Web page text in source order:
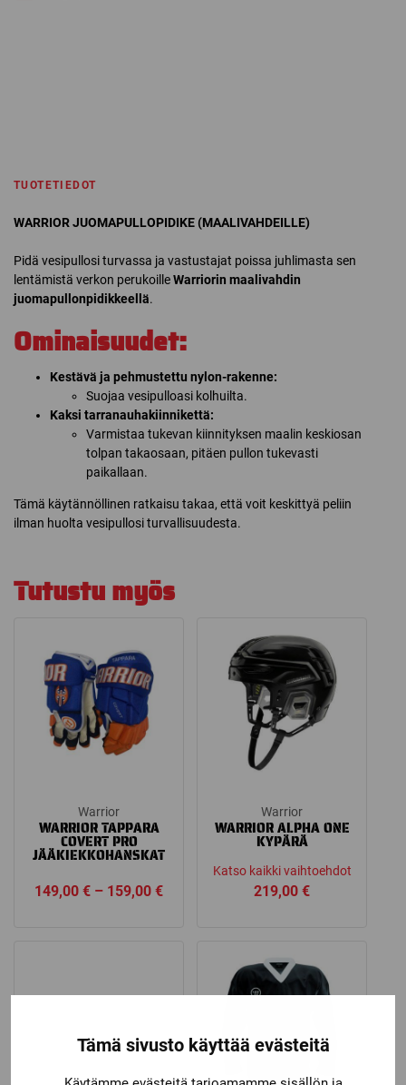
Tämä sivusto käyttää evästeitä
TUOTETIEDOT
WARRIOR JUOMAPULLOPIDIKE (MAALIVAHDEILLE)
Pidä vesipullosi turvassa ja vastustajat poissa juhlimasta sen
lentämistä verkon perukoilleWarriorin maalivahdin
juomapullonpidikkeellä.
Ominaisuudet:
Kestävä ja pehmustettu nylon-rakenne:
Suojaa vesipulloasi kolhuilta.
Kaksi tarranauhakiinnikettä:
Varmistaa tukevan kiinnityksen maalin keskiosan
tolpan takaosaan, pitäen pullon tukevasti
paikallaan.
Tämä käytännöllinen ratkaisu takaa, että voit keskittyä peliin
ilman huolta vesipullosi turvallisuudesta.
Tutustu myös
Warrior
WARRIOR TAPPARA
COVERT PRO
JÄÄKIEKKOHANSKAT
149,00€ – 159,00€Price
Warrior
WARRIOR ALPHA ONE
KYPÄRÄ
Katso kaikki vaihtoehdot
219,00€